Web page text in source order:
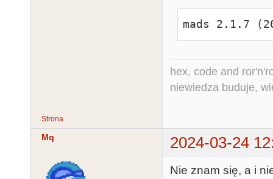
mads 2.1.7
hex, code and
niewiedza buduje,
Strona
Mq 2024-03-24
Nie znam się, a i